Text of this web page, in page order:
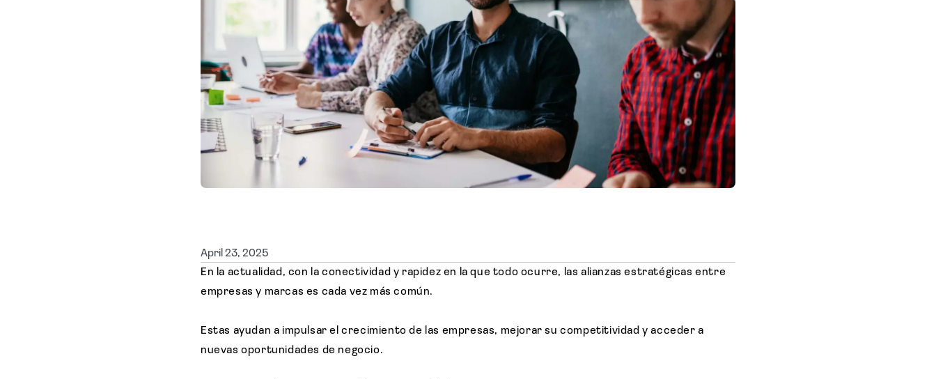
April 23, 2025
En la actualidad, con la conectividad y rapidez en la que todo ocurre, las alianzas estratégicas entre
empresas y marcas es cada vez más común.
Estas ayudan a impulsar el crecimiento de las empresas, mejorar su competitividad y acceder a
nuevas oportunidades de negocio.